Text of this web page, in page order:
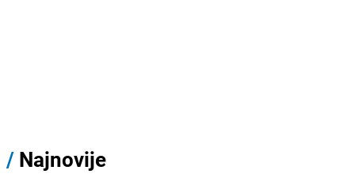
/ Najnovije